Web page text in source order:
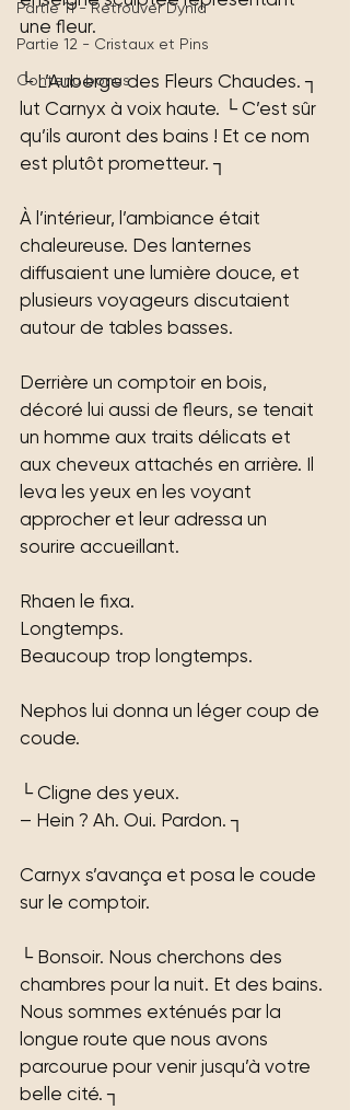
Partie 11 - Retrouver Dynia
Partie 12 - Cristaux et Pins
Contenu bonus
une fleur.
└ L’Auberge des Fleurs Chaudes. ┐
lut Carnyx à voix haute. └ C’est sûr
qu’ils auront des bains ! Et ce nom
est plutôt prometteur. ┐
À l’intérieur, l’ambiance était
chaleureuse. Des lanternes
diffusaient une lumière douce, et
plusieurs voyageurs discutaient
autour de tables basses.
Derrière un comptoir en bois,
décoré lui aussi de fleurs, se tenait
un homme aux traits délicats et
aux cheveux attachés en arrière. Il
leva les yeux en les voyant
approcher et leur adressa un
sourire accueillant.
Rhaen le fixa.
Longtemps.
Beaucoup trop longtemps.
Nephos lui donna un léger coup de
coude.
└ Cligne des yeux.
– Hein ? Ah. Oui. Pardon. ┐
Carnyx s’avança et posa le coude
sur le comptoir.
└ Bonsoir. Nous cherchons des
chambres pour la nuit. Et des bains.
Nous sommes exténués par la
longue route que nous avons
parcourue pour venir jusqu’à votre
belle cité. ┐